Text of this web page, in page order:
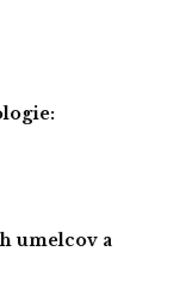
umelcov a